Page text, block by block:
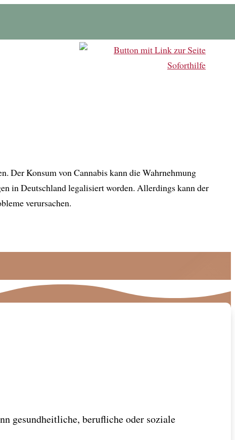
Der Konsum von Cannabis kann die Wahrnehmung
in Deutschland legalisiert worden. Allerdings kann der
verursachen.
gesundheitliche, berufliche oder soziale